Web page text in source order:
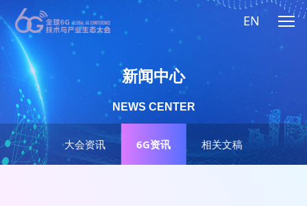
EN
大会资讯 6G资讯 相关文稿
新闻中心
NEWS CENTER